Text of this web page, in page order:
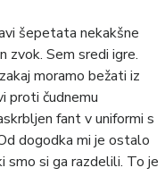
šepetata nekakšne
zvok. Sem sredi igre.
moramo bežati iz
proti čudnemu
fant v uniformi s
dogodka mi je ostalo
smo si ga razdelili. To je